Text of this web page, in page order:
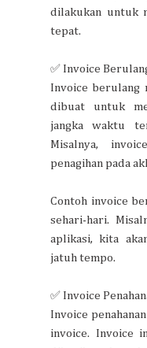
dilakukan untuk
tepat.
✅ Invoice
Invoice berulang
dibuat untuk
jangka waktu
Misalnya,
penagihan pada
Contoh invoice
sehari-hari.
aplikasi, kita
jatuh tempo.
✅ Invoice
Invoice
invoice. Invoice